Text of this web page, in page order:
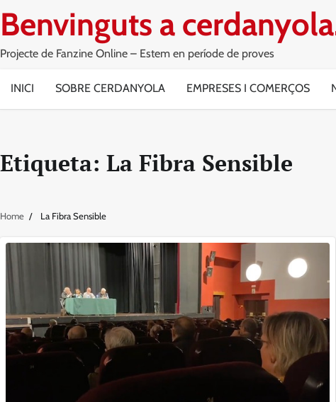
to
Benvinguts a
Projecte de Fanzine Online – Estem en període de proves
INICI SOBRE CERDANYOLA EMPRESES I COMERÇOS
Etiqueta: La Fibra Sensible
Home La Fibra Sensible